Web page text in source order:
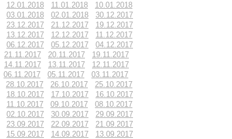
12.01.2018 11.01.2018
10.01.2018
03.01.2018 02.01.2018
30.12.2017
23.12.2017 21.12.2017
19.12.2017
13.12.2017 12.12.2017
11.12.2017
06.12.2017 05.12.2017
04.12.2017
21.11.2017 20.11.2017
19.11.2017
14.11.2017 13.11.2017
12.11.2017
06.11.2017 05.11.2017
03.11.2017
28.10.2017 26.10.2017
25.10.2017
18.10.2017 17.10.2017
16.10.2017
11.10.2017 09.10.2017
08.10.2017
02.10.2017 30.09.2017
29.09.2017
23.09.2017 22.09.2017
21.09.2017
15.09.2017 14.09.2017
13.09.2017